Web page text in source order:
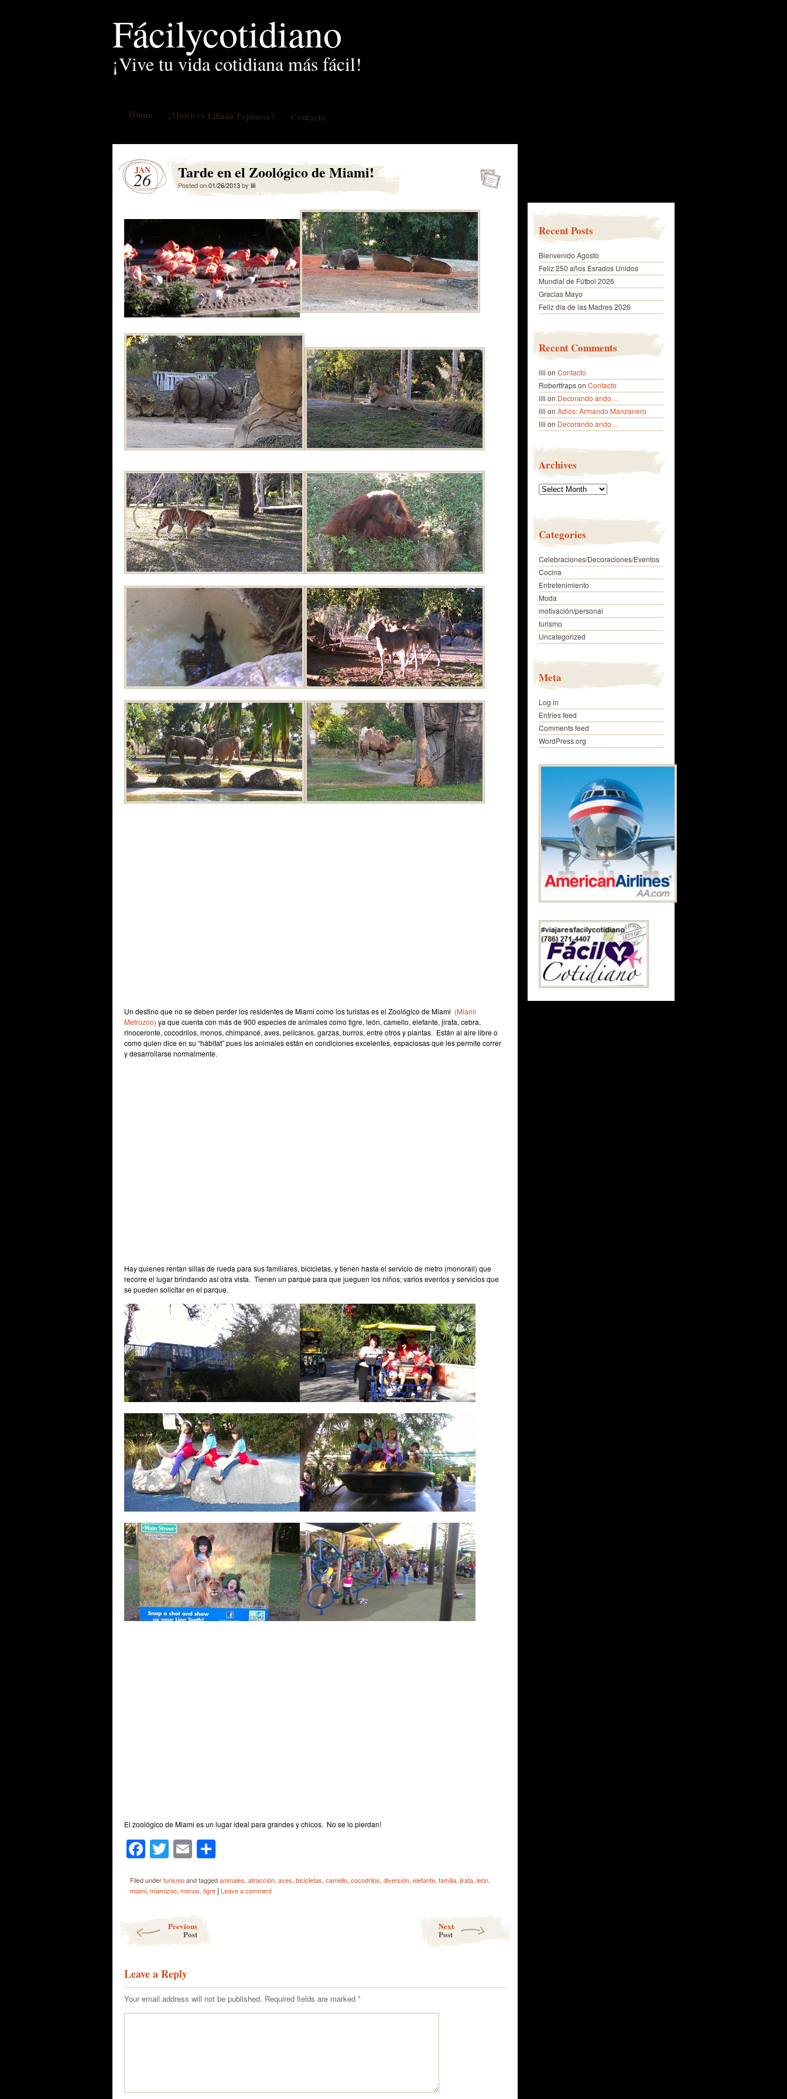
Fácilycotidiano
¡Vive tu vida cotidiana más fácil!
Home ¿Quién es Liliana Espinosa? Contacto
JAN
26 Tarde en el Zoológico de Miami!
Posted on01/26/2013by lili
Un destino que no se deben perder los residentes de Miami como los turistas es el Zoológico de Miami (Miami
Metrozoo) ya que cuenta con más de 900 especies de animales como tigre, león, camello, elefante, jirafa, cebra,
rinoceronte, cocodrilos, monos, chimpancé, aves, pelícanos, garzas, burros, entre otros y plantas. Están al aire libre o
como quien dice en su “hábitat” pues los animales están en condiciones excelentes, espaciosas que les permite correr
y desarrollarse normalmente.
Hay quienes rentan sillas de rueda para sus familiares, bicicletas, y tienen hasta el servicio de metro (monorail) que
recorre el lugar brindando así otra vista. Tienen un parque para que jueguen los niños; varios eventos y servicios que
se pueden solicitar en el parque.
El zoológico de Miami es un lugar ideal para grandes y chicos. No se lo pierdan!
Facebook
Twitter
Email
Filed underturismoand taggedanimales, atracción, aves, bicicletas, camello, cocodrilos, diversión, elefante, familia, jirafa, león,
miami, miamizoo, monos, tigre | Leave a comment
Previous
Post
Next
Post
Leave a Reply
Your email address will not be published. Required fields are marked *
Recent Posts
Bienvenido Agosto
Feliz 250 años Esrados Unidos
Mundial de Fútbol 2026
Gracias Mayo
Feliz día de las Madres 2026
Recent Comments
lili on Contacto
Robertfrapson Contacto
lili on Decorando ando…
lili on Adios: Armando Manzanero
lili on Decorando ando…
Archives
Archives
Categories
Celebraciones/Decoraciones/Eventos
Cocina
Entretenimiento
Moda
motivación/personal
turismo
Uncategorized
Meta
Log in
Entries feed
Comments feed
WordPress.org